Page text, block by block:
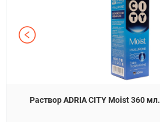
Раствор ADRIA CITY Moist 360 мл.